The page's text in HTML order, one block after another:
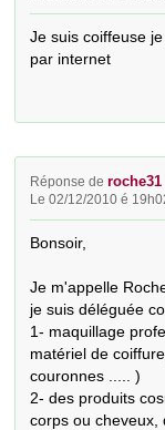
Je suis coiffeuse
par internet
Réponse deroche31
Le 02/12/2010 é
Bonsoir,
Je m'appelle
je suis déléguée
1- maquillage
matériel de
couronnes ..... )
2- des produits
corps ou cheveux,